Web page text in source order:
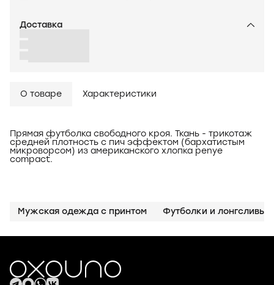
Доставка
О товаре Характеристики
Прямая футболка свободного кроя. Ткань - трикотаж
средней плотность с пич эффектом (бархатистым
микроворсом) из американского хлопка penye
compact.
Мужская одежда с принтом Футболки и лонгсливы